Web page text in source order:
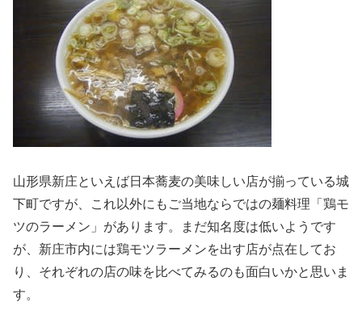
山形県新庄といえば日本蕎麦の美味しい店が揃っている城
下町ですが、これ以外にもご当地ならではの麺料理「鶏モ
ツのラーメン」があります。まだ知名度は低いようです
が、新庄市内には鶏モツラーメンを出す店が点在してお
り、それぞれの店の味を比べてみるのも面白いかと思いま
す。